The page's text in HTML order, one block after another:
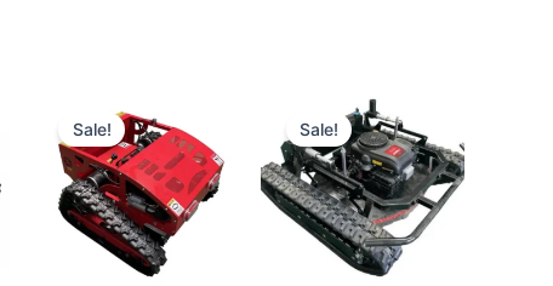
オ
プ
シ
ョ
ン
す。
オ
プ
シ
ョ
ン
Sale!
格
帯:
$1,500.00
–
$1,900.00
の
商
品
に
は
Sale!
価
格
帯:
$2,950.00
–
$4,300.00
こ
の
商
品
に
は